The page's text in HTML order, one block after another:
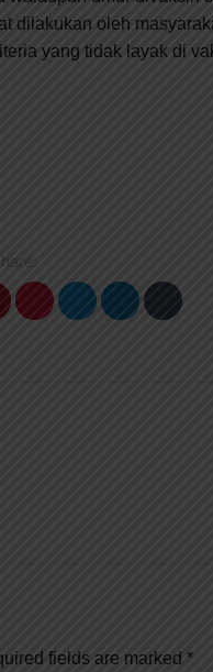
dilakukan oleh
yang tidak layak di
fields are marked *